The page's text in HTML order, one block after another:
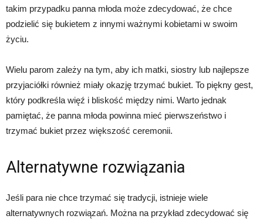
takim przypadku panna młoda może zdecydować, że chce
podzielić się bukietem z innymi ważnymi kobietami w swoim
życiu.
Wielu parom zależy na tym, aby ich matki, siostry lub najlepsze
przyjaciółki również miały okazję trzymać bukiet. To piękny gest,
który podkreśla więź i bliskość między nimi. Warto jednak
pamiętać, że panna młoda powinna mieć pierwszeństwo i
trzymać bukiet przez większość ceremonii.
Alternatywne rozwiązania
Jeśli para nie chce trzymać się tradycji, istnieje wiele
alternatywnych rozwiązań. Można na przykład zdecydować się